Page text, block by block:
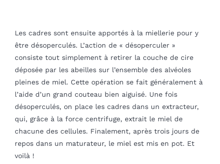
Les cadres sont ensuite apportés à la miellerie pour y
être désoperculés. L’action de « désoperculer »
consiste tout simplement à retirer la couche de cire
déposée par les abeilles sur l’ensemble des alvéoles
pleines de miel. Cette opération se fait généralement à
l’aide d’un grand couteau bien aiguisé. Une fois
désoperculés, on place les cadres dans un extracteur,
qui, grâce à la force centrifuge, extrait le miel de
chacune des cellules. Finalement, après trois jours de
repos dans un maturateur, le miel est mis en pot. Et
voilà !